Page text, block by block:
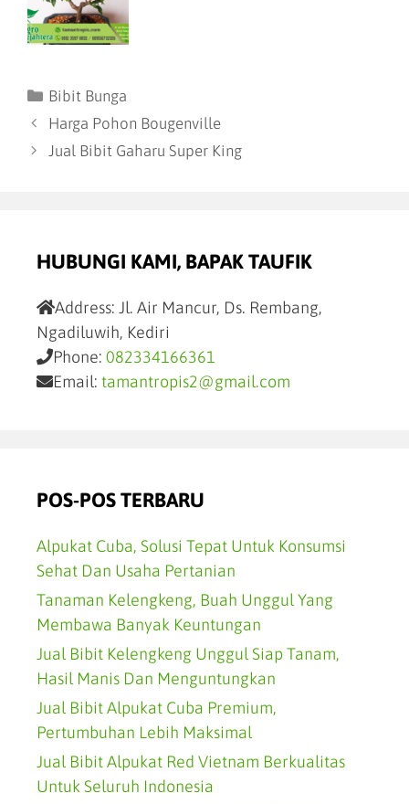
Bibit Bunga
Harga Pohon Bougenville
Jual Bibit Gaharu Super King
HUBUNGI KAMI, BAPAK TAUFIK
Address: Jl. Air Mancur, Ds. Rembang,
Ngadiluwih, Kediri
Phone: 082334166361
Email: tamantropis2@gmail.com
POS-POS TERBARU
Alpukat Cuba, Solusi Tepat Untuk Konsumsi
Sehat Dan Usaha Pertanian
Tanaman Kelengkeng, Buah Unggul Yang
Membawa Banyak Keuntungan
Jual Bibit Kelengkeng Unggul Siap Tanam,
Hasil Manis Dan Menguntungkan
Jual Bibit Alpukat Cuba Premium,
Pertumbuhan Lebih Maksimal
Jual Bibit Alpukat Red Vietnam Berkualitas
Untuk Seluruh Indonesia